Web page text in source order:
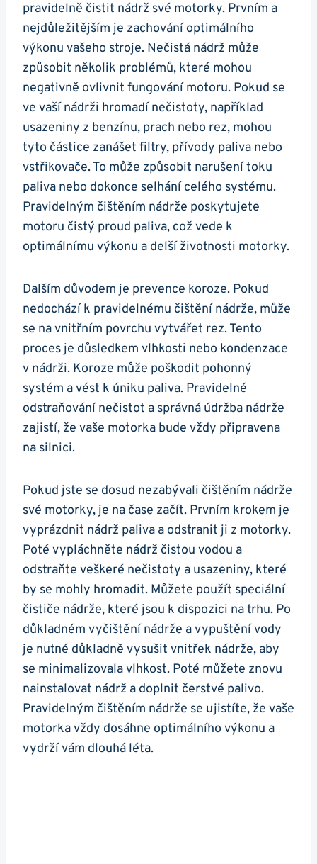
⁣pravidelně čistit ⁣nádrž⁢ své motorky. Prvním a
nejdůležitějším je zachování optimálního
výkonu vašeho ⁤stroje.​ Nečistá nádrž ⁢může
způsobit několik problémů, které ​mohou
negativně⁣ ovlivnit fungování ‌motoru. Pokud se
ve ‍vaší ‍nádrži ‌hromadí nečistoty, například
usazeniny z benzínu, prach nebo rez, mohou
tyto částice zanášet filtry, ‍přívody paliva nebo
vstřikovače. To ⁣může ​způsobit narušení toku
paliva nebo dokonce selhání celého systému.
Pravidelným čištěním nádrže poskytujete
motoru čistý proud paliva, což⁣ vede k
‍optimálnímu výkonu a delší životnosti motorky.
Dalším důvodem⁢ je⁤ prevence koroze. Pokud
nedochází k pravidelnému čištění nádrže, může
se na vnitřním povrchu vytvářet rez. Tento
proces je důsledkem vlhkosti ⁢nebo kondenzace
v nádrži. ⁣Koroze ​může poškodit ​pohonný
‌systém a vést k úniku paliva. Pravidelné
⁣odstraňování nečistot a správná údržba⁣ nádrže
⁢zajistí, ⁣že vaše‍ motorka bude‌ vždy připravena⁤
na silnici.
Pokud jste se dosud nezabývali ‍čištěním nádrže‌
své ⁣motorky, ⁢je na ​čase začít. ⁣Prvním krokem⁤ je
vyprázdnit nádrž paliva a odstranit ji z ​motorky.
Poté vypláchněte ⁣nádrž čistou vodou ⁣a⁤
odstraňte veškeré nečistoty a usazeniny, ⁢které
by se mohly hromadit. Můžete⁢ použít speciální⁤
čističe nádrže, které jsou k⁤ dispozici na trhu. Po
důkladném vyčištění nádrže‌ a vypuštění ‌vody
je ⁤nutné‌ důkladně‌ vysušit vnitřek ​nádrže, aby
se minimalizovala vlhkost. Poté⁣ můžete‍ znovu
nainstalovat⁢ nádrž a doplnit čerstvé palivo.
Pravidelným čištěním nádrže‍ se ujistíte, že ⁣vaše
motorka​ vždy dosáhne optimálního výkonu a
vydrží vám ‌dlouhá‌ léta.